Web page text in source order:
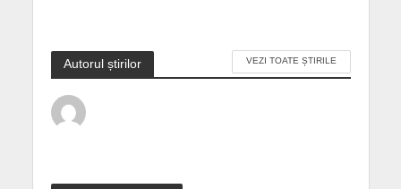
Autorul știrilor VEZI TOATE ȘTIRILE